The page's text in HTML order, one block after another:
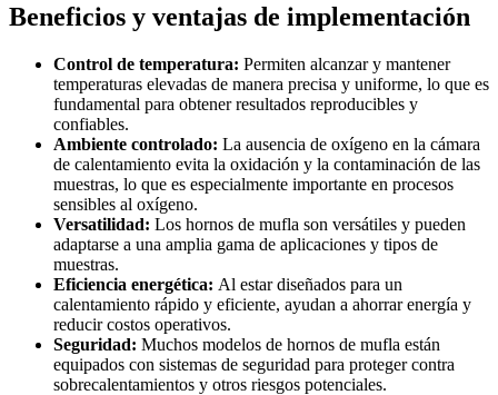
Beneficios y ventajas de implementación
Control de temperatura: Permiten alcanzar y mantener
temperaturas elevadas de manera precisa y uniforme, lo que es
fundamental para obtener resultados reproducibles y
confiables.
Ambiente controlado: La ausencia de oxígeno en la cámara
de calentamiento evita la oxidación y la contaminación de las
muestras, lo que es especialmente importante en procesos
sensibles al oxígeno.
Versatilidad: Los hornos de mufla son versátiles y pueden
adaptarse a una amplia gama de aplicaciones y tipos de
muestras.
Eficiencia energética: Al estar diseñados para un
calentamiento rápido y eficiente, ayudan a ahorrar energía y
reducir costos operativos.
Seguridad: Muchos modelos de hornos de mufla están
equipados con sistemas de seguridad para proteger contra
sobrecalentamientos y otros riesgos potenciales.